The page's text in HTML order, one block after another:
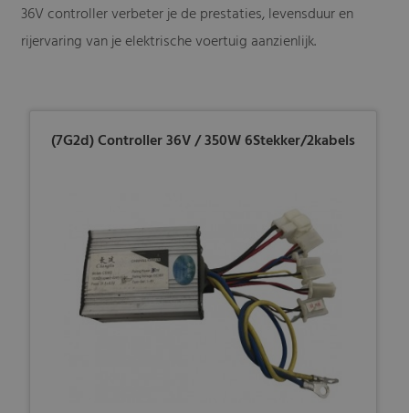
36V controller verbeter je de prestaties, levensduur en
rijervaring van je elektrische voertuig aanzienlijk.
(7G2d) Controller 36V / 350W 6Stekker/2kabels